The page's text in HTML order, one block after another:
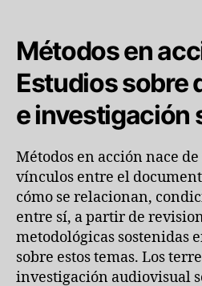
Métodos en
Estudios sobre
e investigación
Métodos en acción nace
vínculos entre el
cómo se relacionan,
entre sí, a partir de
metodológicas sostenidas
sobre estos temas. Los
investigación audiovisual